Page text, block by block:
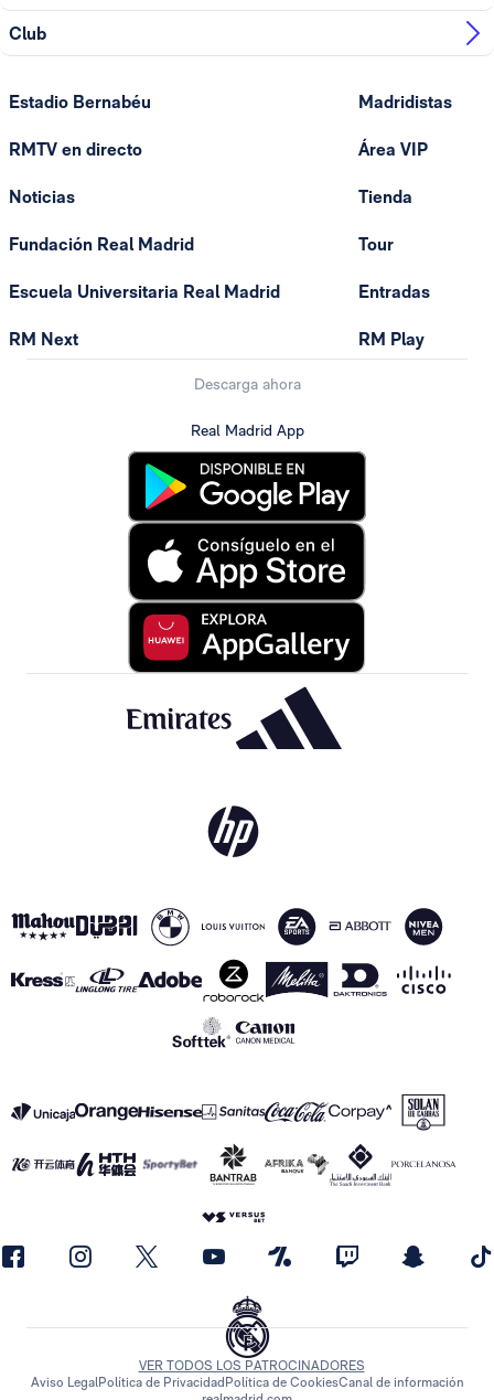
Club
Estadio Bernabéu
RMTV en directo
Noticias
Fundación Real Madrid
Escuela Universitaria Real Madrid
RM Next
Madridistas
Área VIP
Tienda
Tour
Entradas
RM Play
Descarga ahora
Real Madrid App
VER TODOS LOS PATROCINADORES
Aviso LegalPolítica de Privacidad Política de CookiesCanal de información